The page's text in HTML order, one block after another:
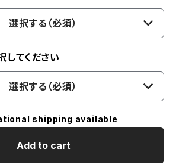
選択する（必須）
してください
選択する（必須）
shipping available
Add to cart